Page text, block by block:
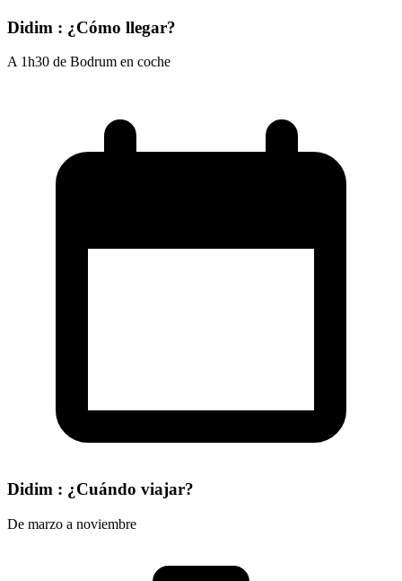
Didim : ¿Cómo llegar?
A 1h30 de Bodrum en coche
Didim : ¿Cuándo viajar?
De marzo a noviembre